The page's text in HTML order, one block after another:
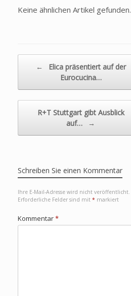
Keine ähnlichen Artikel gefunden.
←
Elica präsentiert auf der
Eurocucina…
R+T Stuttgart gibt Ausblick
auf…
→
Schreiben Sie einen Kommentar
Ihre E-Mail-Adresse wird nicht veröffentlicht.
Erforderliche Felder sind mit * markiert
Kommentar*